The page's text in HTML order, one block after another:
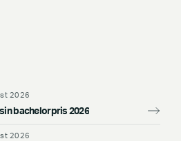
2026
bachelorpris 2026
2026